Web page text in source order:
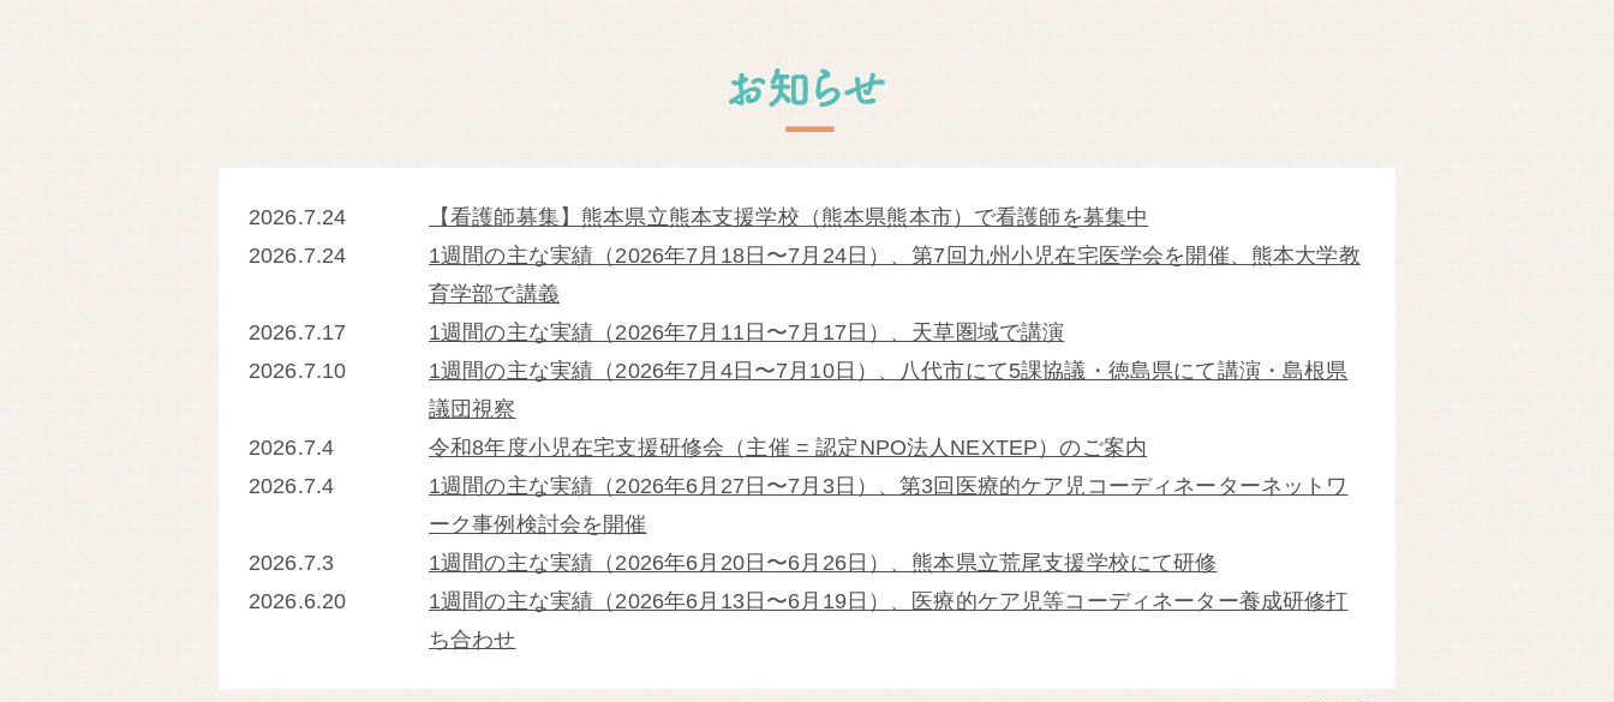
2026.7.24
【看護師募集】熊本県立熊本支援学校（熊本県熊本市）で看護師を募集中
2026.7.24
1週間の主な実績（2026年7月18日〜7月24日）、第7回九州小児在宅医学会を開催、熊本大学教
育学部で講義
2026.7.17
1週間の主な実績（2026年7月11日〜7月17日）、天草圏域で講演
2026.7.10
1週間の主な実績（2026年7月4日〜7月10日）、八代市にて5課協議・徳島県にて講演・島根県
議団視察
2026.7.4
令和8年度小児在宅支援研修会（主催 = 認定NPO法人NEXTEP）のご案内
2026.7.4
1週間の主な実績（2026年6月27日〜7月3日）、第3回医療的ケア児コーディネーターネットワ
ーク事例検討会を開催
2026.7.3
1週間の主な実績（2026年6月20日〜6月26日）、熊本県立荒尾支援学校にて研修
2026.6.20
1週間の主な実績（2026年6月13日〜6月19日）、医療的ケア児等コーディネーター養成研修打
ち合わせ